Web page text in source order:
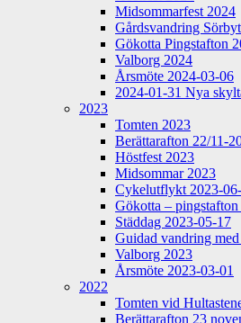
Midsommarfest 2024
Gårdsvandring
Gökotta Pingstafton
Valborg 2024
Årsmöte 2024-03-06
2024-01-31 Nya
2023
Tomten 2023
Berättarafton 22/11-
Höstfest 2023
Midsommar 2023
Cykelutflykt 2023-
Gökotta –
Städdag 2023-05-17
Guidad vandring
Valborg 2023
Årsmöte 2023-03-01
2022
Tomten vid
Berättarafton 23